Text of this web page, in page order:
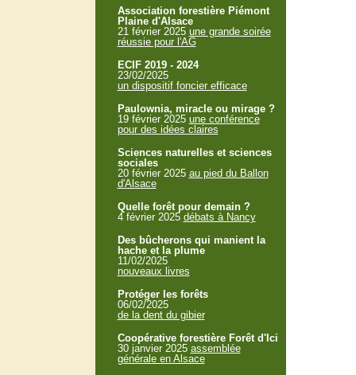
Association forestière Piémont
Plaine d'Alsace
21 février 2025 une grande soirée
réussie pour l'AG
ECIF 2019 - 2024
23/02/2025
un dispositif foncier efficace
Paulownia, miracle ou mirage ?
19 février 2025 une conférence
pour des idées claires
Sciences naturelles et sciences
sociales
20 février 2025 au pied du Ballon
d'Alsace
Quelle forêt pour demain ?
4 février 2025 débats à Nancy
Des bûcherons qui manient la
hache et la plume
11/02/2025
nouveaux livres
Protéger les forêts
06/02/2025
de la dent du gibier
Coopérative forestière Forêt d'Ici
30 janvier 2025 assemblée
générale en Alsace